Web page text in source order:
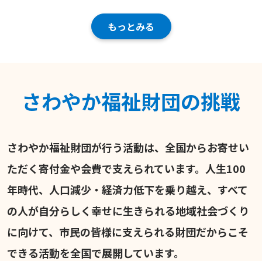
もっとみる
さわやか福祉財団の挑戦
さわやか福祉財団が行う活動は、全国からお寄せい
ただく寄付金や会費で支えられています。人生100
年時代、人口減少・経済力低下を乗り越え、すべて
の人が自分らしく幸せに生きられる地域社会づくり
に向けて、市民の皆様に支えられる財団だからこそ
できる活動を全国で展開しています。